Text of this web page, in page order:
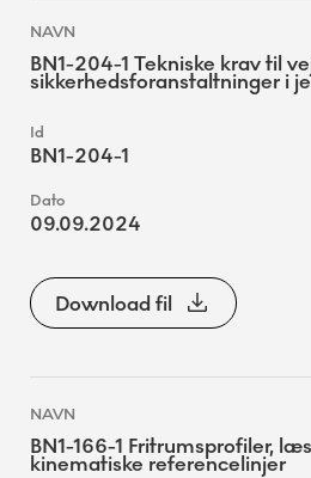
BN1-204-1 Tekniske krav til
sikkerhedsforanstaltninger i
BN1-204-1
09.09.2024
Download fil
BN1-166-1 Fritrumsprofiler,
kinematiske referencelinjer